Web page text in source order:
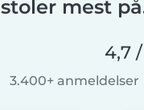
stoler mest
4,7
3.400+ anmeldelser